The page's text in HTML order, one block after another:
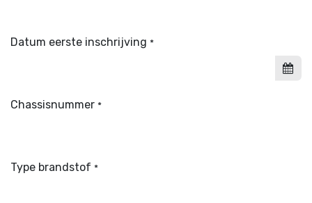
Datum eerste inschrijving *
Chassisnummer *
Type brandstof *